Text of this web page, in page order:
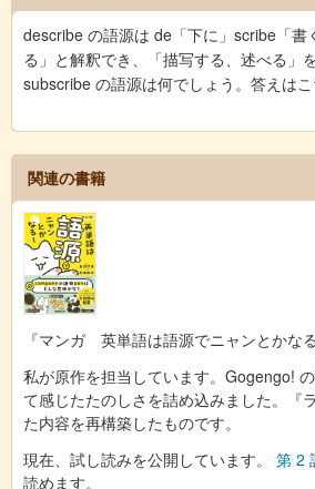
describe の語源は de「下に」scribe「書
る」と解釈でき、「描写する、述べる」
subscribe の語源は何でしょう。答えはこ
関連の書籍
『マンガ 英単語は語源でニャンとかな
私が原作を担当しています。Gogengo!
て感じたたのしさを詰め込みました。『
た内容を再構築したものです。
現在、試し読みを公開しています。 第 2
読めます。